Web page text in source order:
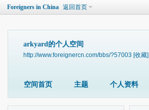
Foreigners in China 返回首页
arkyard的个人空间
http://www.foreignercn.com/bbs/?57003 [收藏]
空间首页 主题 个人资料